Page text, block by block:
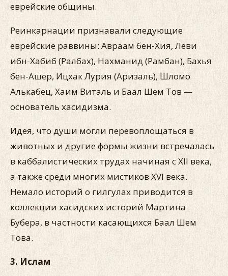
еврейские общины.
Реинкарнации признавали следующие
еврейские раввины: Авраам бен-Хия, Леви
ибн-Хабиб (Ралбах), Нахманид (Рамбан), Бахья
бен-Ашер, Ицхак Лурия (Аризаль), Шломо
Алькабец, Хаим Виталь и Баал Шем Тов —
основатель хасидизма.
Идея, что души могли перевоплощаться в
животных и другие формы жизни встречалась
в каббалистических трудах начиная с XII века,
а также среди многих мистиков XVI века.
Немало историй о гилгулах приводится в
коллекции хасидских историй Мартина
Бубера, в частности касающихся Баал Шем
Това.
3. Ислам